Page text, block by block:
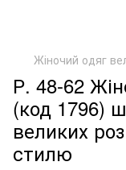
Жіночий одяг
Р. 48-62
(код 1796)
великих
стилю